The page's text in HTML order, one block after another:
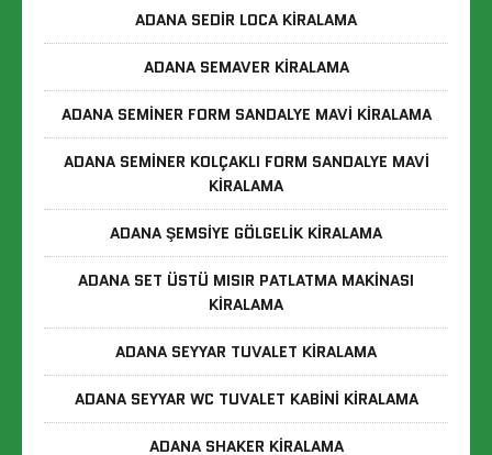
ADANA SEDIR LOCA KIRALAMA
ADANA SEMAVER KIRALAMA
ADANA SEMINER FORM SANDALYE MAVI KIRALAMA
ADANA SEMINER KOLÇAKLI FORM SANDALYE MAVI
KIRALAMA
ADANA ŞEMSIYE GÖLGELIK KIRALAMA
ADANA SET ÜSTÜ MISIR PATLATMA MAKINASI
KIRALAMA
ADANA SEYYAR TUVALET KIRALAMA
ADANA SEYYAR WC TUVALET KABINI KIRALAMA
ADANA SHAKER KIRALAMA